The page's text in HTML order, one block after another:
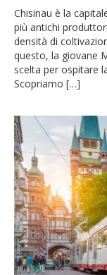
Chisinau è la
più antichi
densità di
questo, la giovane
scelta per ospitare
Scopriamo […]